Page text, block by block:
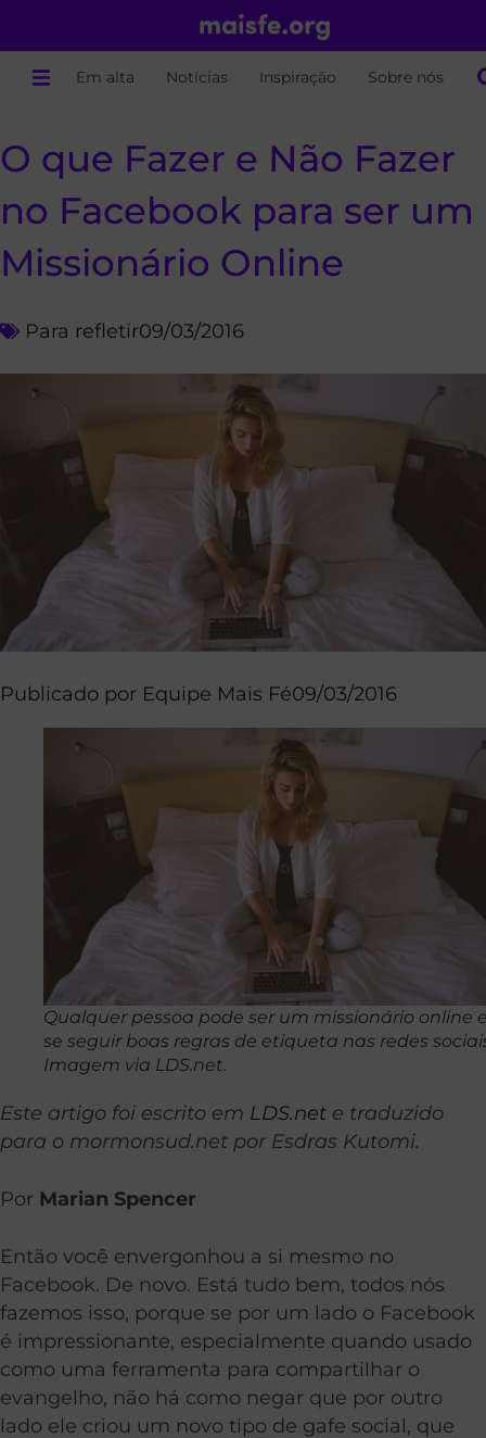
Em alta Notícias Inspiração Sobre nós
O que Fazer e Não Fazer
no Facebook para ser um
Missionário Online
Para refletir09/03/2016
Publicado por Equipe Mais Fé09/03/2016
Qualquer pessoa pode ser um missionário online
se seguir boas regras de etiqueta nas redes
Imagem via LDS.net.
Este artigo foi escrito em LDS.net e traduzido
para o mormonsud.net por Esdras Kutomi.
Por Marian Spencer
Então você envergonhou a si mesmo no
Facebook. De novo. Está tudo bem, todos nós
fazemos isso, porque se por um lado o Facebook
é impressionante, especialmente quando usado
como uma ferramenta para compartilhar o
evangelho, não há como negar que por outro
lado ele criou um novo tipo de gafe social, que